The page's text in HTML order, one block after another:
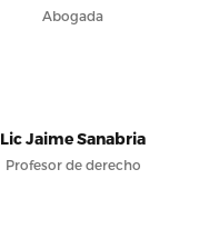
Abogada
Lic Jaime Sanabria
Profesor de derecho